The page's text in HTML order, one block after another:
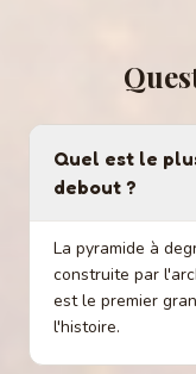
Quel est le
debout ?
La pyramide à
construite par
est le premier
l'histoire.